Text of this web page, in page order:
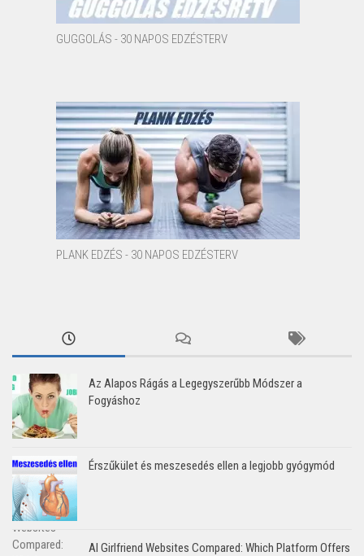
GUGGOLÁS - 30 NAPOS EDZÉSTERV
PLANK EDZÉS - 30 NAPOS EDZÉSTERV
Az Alapos Rágás a Legegyszerűbb Módszer a
Fogyáshoz
Érszűkület és meszesedés ellen a legjobb gyógymód
AI Girlfriend Websites Compared: Which Platform Offers